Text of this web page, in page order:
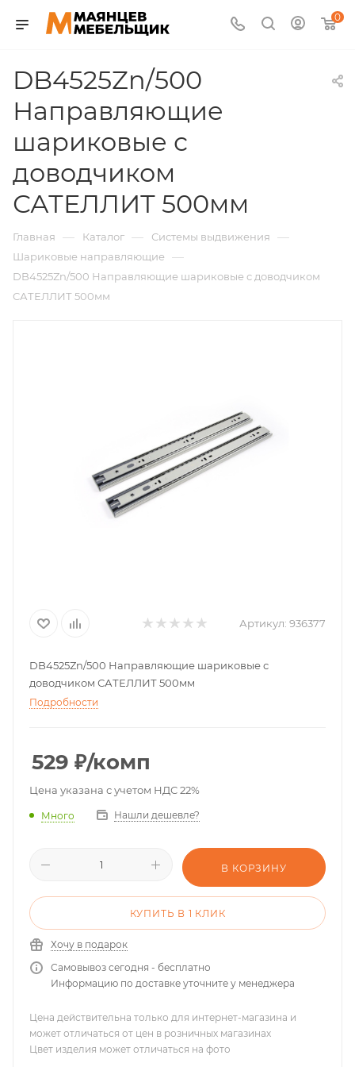
0
DB4525Zn/500
Направляющие
шариковые с
доводчиком
САТЕЛЛИТ 500мм
Главная — Каталог — Системы выдвижения —
Шариковые направляющие —
DB4525Zn/500 Направляющие шариковые с доводчиком
САТЕЛЛИТ 500мм
Артикул: 936377
DB4525Zn/500 Направляющие шариковые с
доводчиком САТЕЛЛИТ 500мм
Подробности
529 ₽/комп
Цена указана с учетом НДС 22%
Много Нашли дешевле?
В КОРЗИНУ
КУПИТЬ В 1 КЛИК
Хочу в подарок
Самовывоз сегодня - бесплатно
Информацию по доставке уточните у менеджера
Цена действительна только для интернет-магазина и
может отличаться от цен в розничных магазинах
Цвет изделия может отличаться на фото